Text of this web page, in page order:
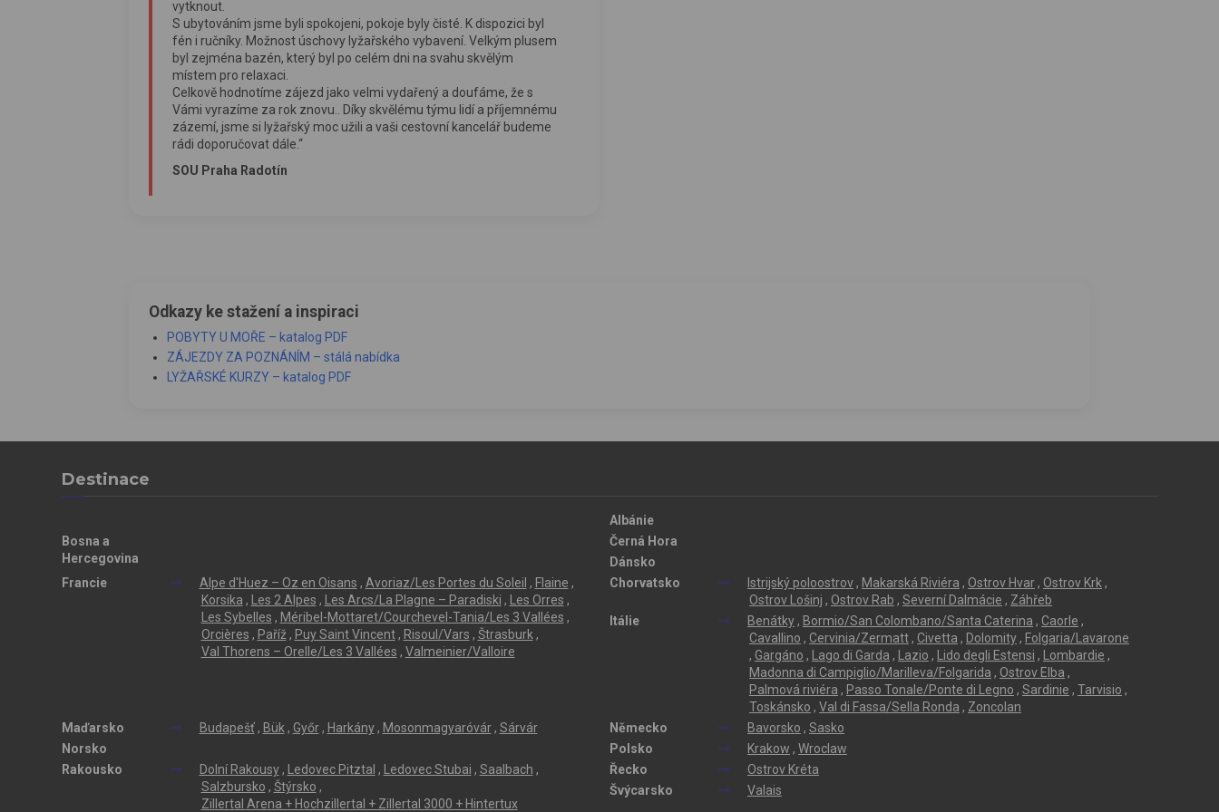
vytknout.
S ubytováním jsme byli spokojeni, pokoje byly čisté. K dispozici byl
fén i ručníky. Možnost úschovy lyžařského vybavení. Velkým plusem
byl zejména bazén, který byl po celém dni na svahu skvělým
místem pro relaxaci.
Celkově hodnotíme zájezd jako velmi vydařený a doufáme, že s
Vámi vyrazíme za rok znovu.. Díky skvělému týmu lidí a příjemnému
zázemí, jsme si lyžařský moc užili a vaši cestovní kancelář budeme
rádi doporučovat dále.“
SOU Praha Radotín
Odkazy ke stažení a inspiraci
POBYTY U MOŘE – katalog PDF
ZÁJEZDY ZA POZNÁNÍM – stálá nabídka
LYŽAŘSKÉ KURZY – katalog PDF
Destinace
Albánie
Bosna a
Hercegovina
Černá Hora
Dánsko
Francie
Alpe d'Huez – Oz en Oisans , Avoriaz/Les Portes du Soleil , Flaine ,
Korsika , Les 2 Alpes , Les Arcs/La Plagne – Paradiski , Les Orres ,
Les Sybelles , Méribel-Mottaret/Courchevel-Tania/Les 3 Vallées ,
Orcières , Paříž, Puy Saint Vincent, Risoul/Vars , Štrasburk,
Val Thorens – Orelle/Les 3 Vallées , Valmeinier/Valloire
Chorvatsko Istrijský poloostrov, Makarská Riviéra , Ostrov Hvar, Ostrov Krk,
Ostrov Lošinj , Ostrov Rab , Severní Dalmácie , Záhřeb
Itálie
Benátky, Bormio/San Colombano/Santa Caterina , Caorle ,
Cavallino , Cervinia/Zermatt, Civetta , Dolomity, Folgaria/Lavarone
, Gargáno , Lago di Garda , Lazio , Lido degli Estensi , Lombardie ,
Madonna di Campiglio/Marilleva/Folgarida , Ostrov Elba ,
Palmová riviéra , Passo Tonale/Ponte di Legno , Sardinie , Tarvisio ,
Toskánsko , Val di Fassa/Sella Ronda , Zoncolan
Maďarsko
Budapešť, Bük, Győr, Harkány, Mosonmagyaróvár, Sárvár Německo Bavorsko , Sasko
Norsko
Polsko Krakow , Wroclaw
Rakousko
Dolní Rakousy, Ledovec Pitztal , Ledovec Stubai , Saalbach ,
Salzbursko , Štýrsko ,
Zillertal Arena + Hochzillertal + Zillertal 3000 + Hintertux
Řecko
Ostrov Kréta
Švýcarsko
Valais